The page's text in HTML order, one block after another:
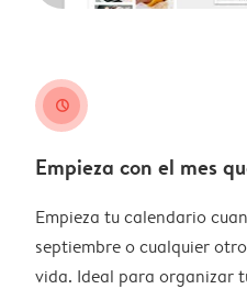
clock
Empieza con el mes
Empieza tu calendario
septiembre o cualquier
vida. Ideal para organizar